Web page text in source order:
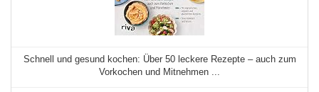
Schnell und gesund kochen: Über 50 leckere Rezepte – auch zum
Vorkochen und Mitnehmen ...